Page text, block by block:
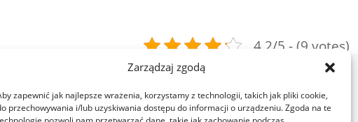
Zarządzaj zgodą
zapewnić jak najlepsze wrażenia, korzystamy z technologii, takich jak pliki cookie,
przechowywania i/lub uzyskiwania dostępu do informacji o urządzeniu. Zgoda na te
4.2/5 - (9 votes)